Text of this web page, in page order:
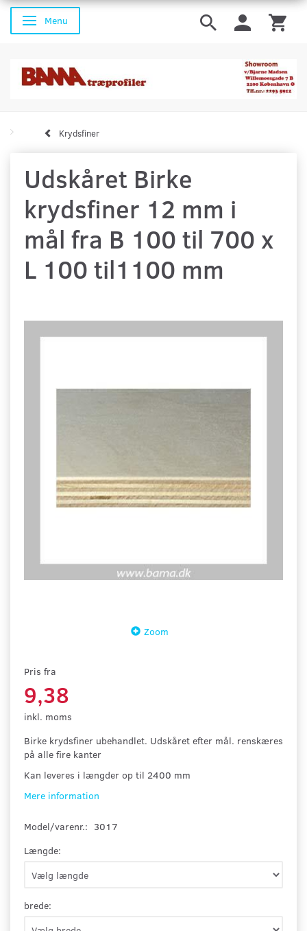
Skifte navigation
Menu
Krydsfiner
Udskåret Birke
krydsfiner 12 mm i
mål fra B 100 til 700 x
L 100 til1100 mm
Zoom
Pris fra
9,38
inkl. moms
Birke krydsfiner ubehandlet. Udskåret efter mål. renskæres
på alle fire kanter
Kan leveres i længder op til 2400 mm
Mere information
Model/varenr.: 3017
Længde:
brede: